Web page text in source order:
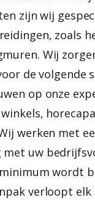
zijn wij
zoals
Wij
de volgende
op onze
werken met
met uw
wordt
verloopt